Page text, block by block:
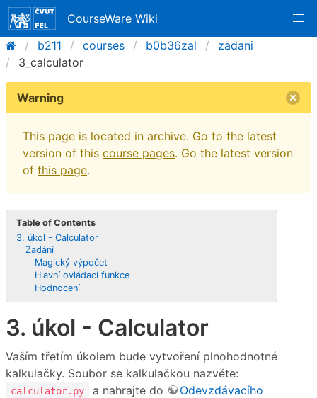
CourseWare Wiki
b211
courses b0b36zal
zadani
3_calculator
Warning
This page is located in archive. Go to the latest
version of this course pages. Go the latest version
of this page.
Table of Contents
3. úkol - Calculator
Zadání
Magický výpočet
Hlavní ovládací funkce
Hodnocení
3. úkol - Calculator
Vaším třetím úkolem bude vytvoření plnohodnotné
kalkulačky. Soubor se kalkulačkou nazvěte:
calculator.py a nahrajte do
Odevzdávacího